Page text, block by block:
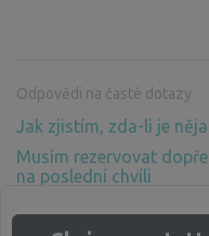
Odpovědi na časté dotazy
Jak zjistím, zda-li je
Musím rezervovat
na poslední chvíli
zázemí? Vždyť příroda